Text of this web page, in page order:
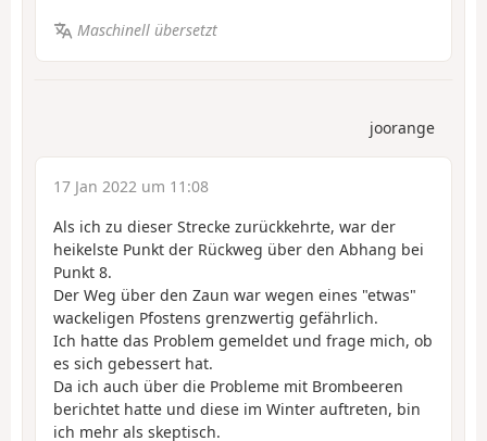
Maschinell übersetzt
joorange
17 Jan 2022 um 11:08
Als ich zu dieser Strecke zurückkehrte, war der
heikelste Punkt der Rückweg über den Abhang bei
Punkt 8.
Der Weg über den Zaun war wegen eines "etwas"
wackeligen Pfostens grenzwertig gefährlich.
Ich hatte das Problem gemeldet und frage mich, ob
es sich gebessert hat.
Da ich auch über die Probleme mit Brombeeren
berichtet hatte und diese im Winter auftreten, bin
ich mehr als skeptisch.